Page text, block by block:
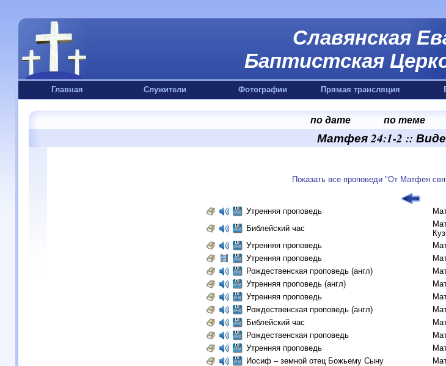
Славянская
Баптистская
Главная Служители Фотографии Прямая трансляция
по дате по теме
Матфея 24:1-2 ::
Показать все проповеди "От Матфея
Утренняя проповедь
Библейский час
Утренняя проповедь
Утренняя проповедь
Рождественская проповедь (англ)
Утренняя проповедь (англ)
Утренняя проповедь
Рождественская проповедь (англ)
Библейский час
Рождественская проповедь
Утренняя проповедь
Иосиф – земной отец Божьему Сыну